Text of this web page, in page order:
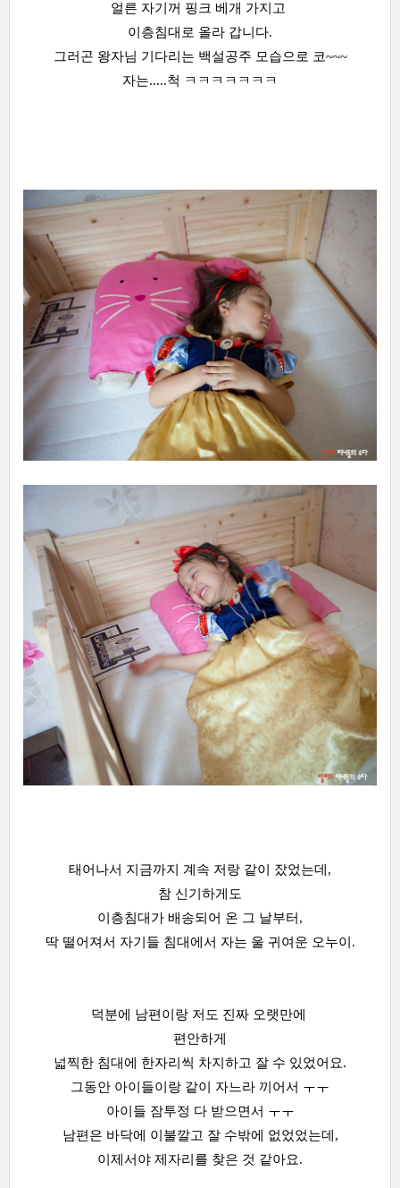
얼른 자기꺼 핑크 베개 가지고
이층침대로 올라 갑니다.
그러곤 왕자님 기다리는 백설공주 모습으로 코~~~
자는.....척 ㅋㅋㅋㅋㅋㅋㅋ
태어나서 지금까지 계속 저랑 같이 잤었는데,
참 신기하게도
이층침대가 배송되어 온 그 날부터,
딱 떨어져서 자기들 침대에서 자는 울 귀여운 오누이.
덕분에 남편이랑 저도 진짜 오랫만에
편안하게
넓찍한 침대에 한자리씩 차지하고 잘 수 있었어요.
그동안 아이들이랑 같이 자느라 끼어서 ㅜㅜ
아이들 잠투정 다 받으면서 ㅜㅜ
남편은 바닥에 이불깔고 잘 수밖에 없었었는데,
이제서야 제자리를 찾은 것 같아요.